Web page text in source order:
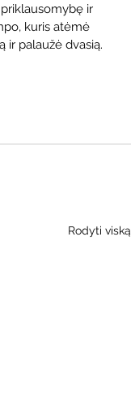
ir
kuris atėmė
ir palaužė dvasią.
Rodyti viską